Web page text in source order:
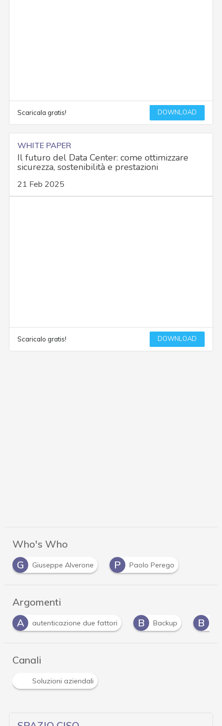
Scaricala gratis! DOWNLOAD
WHITE PAPER
Il futuro del Data Center: come ottimizzare
sicurezza, sostenibilità e prestazioni
21 Feb 2025
Scaricalo gratis! DOWNLOAD
Who's Who
G
Giuseppe Alverone P Paolo Perego
Argomenti
A
autenticazione due fattori B Backup B
Canali
Soluzioni aziendali